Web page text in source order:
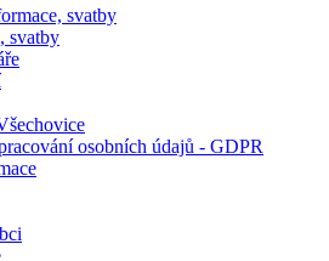
svatby
svatby
osobních údajů - GDPR